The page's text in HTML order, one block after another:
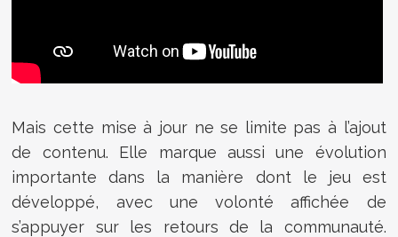
Mais cette mise à jour ne se limite pas à l’ajout
de contenu. Elle marque aussi une évolution
importante dans la manière dont le jeu est
développé, avec une volonté affichée de
s’appuyer sur les retours de la communauté.